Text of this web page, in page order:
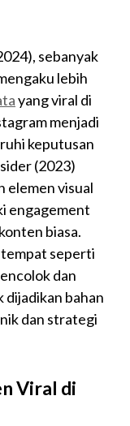
sebanyak
lebih
yang viral di
menjadi
keputusan
(2023)
elemen visual
engagement
biasa.
seperti
dan
dijadikan bahan
dan strategi
Viral di